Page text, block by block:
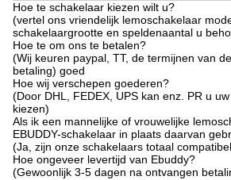
Hoe te schakelaar kiezen wilt u?
(vertel ons vriendelijk lemoschakelaar
schakelaargrootte en speldenaantal u
Hoe te om ons te betalen?
(Wij keuren paypal, TT, de termijnen van
betaling) goed
Hoe wij verschepen goederen?
(Door DHL, FEDEX, UPS kan enz. PR u
kiezen)
Als ik een mannelijke of vrouwelijke
EBUDDY-schakelaar in plaats daarvan
(Ja, zijn onze schakelaars totaal
Hoe ongeveer levertijd van Ebuddy?
(Gewoonlijk 3-5 dagen na ontvangen